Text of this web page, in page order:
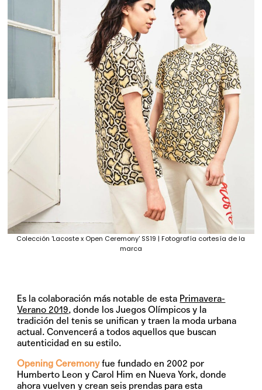
Colección 'Lacoste x Open Ceremony' SS19 | Fotografía cortesía de la
marca
Es la colaboración más notable de esta Primavera-
Verano 2019, donde los Juegos Olímpicos y la
tradición del tenis se unifican y traen la moda urbana
actual. Convencerá a todos aquellos que buscan
autenticidad en su estilo.
Opening Ceremonyfue fundado en 2002 por
Humberto Leon y Carol Him en Nueva York, donde
ahora vuelven y crean seis prendas para esta